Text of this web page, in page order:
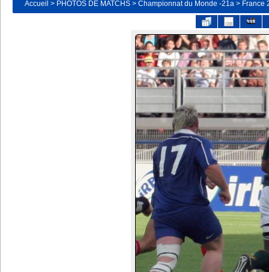
Accueil > PHOTOS DE MATCHS > Championnat du Monde -21a > France